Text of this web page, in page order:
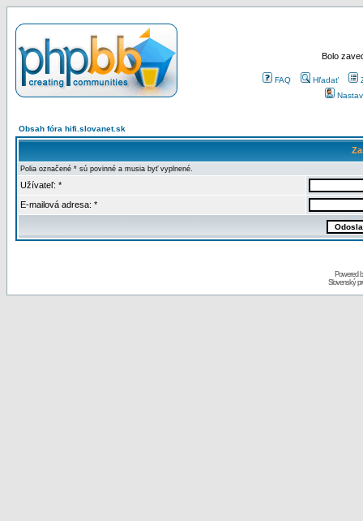
Bolo
FAQ Hľadať
Obsah fóra hifi.slovanet.sk
Polia označené * sú povinné a musia byť vyplnené.
Užívateľ: *
E-mailová adresa: *
Powered
Slovenský